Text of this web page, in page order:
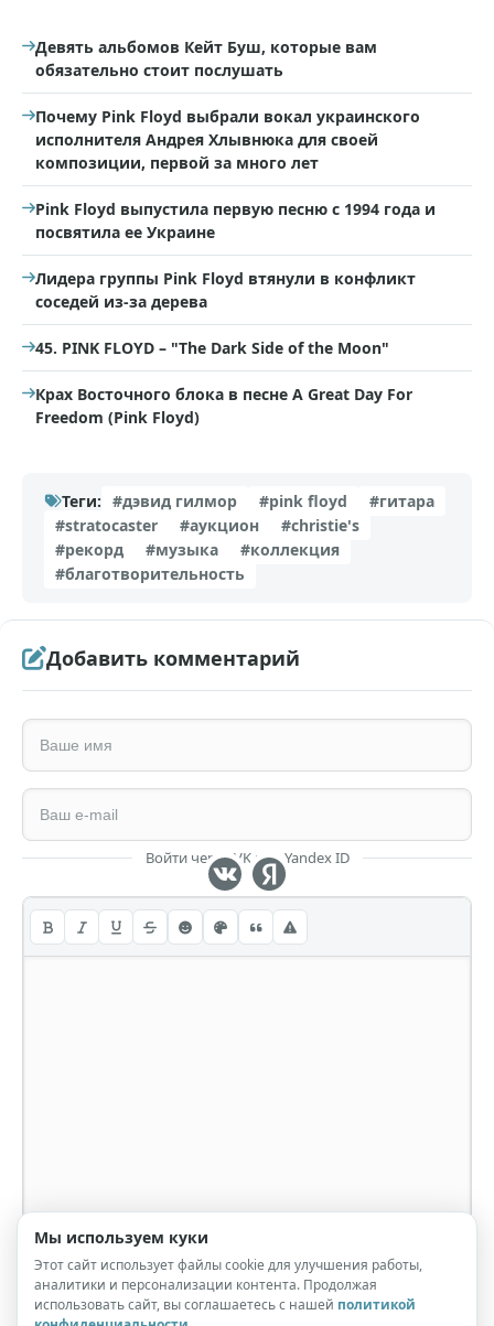
Девять альбомов Кейт Буш, которые вам
обязательно стоит послушать
Почему Pink Floyd выбрали вокал украинского
исполнителя Андрея Хлывнюка для своей
композиции, первой за много лет
Pink Floyd выпустила первую песню с 1994 года и
посвятила ее Украине
Лидера группы Pink Floyd втянули в конфликт
соседей из-за дерева
45. PINK FLOYD – "The Dark Side of the Moon"
Крах Восточного блока в песне A Great Day For
Freedom (Pink Floyd)
Теги: #дэвид гилмор #pink floyd
#гитара
#stratocaster
#аукцион
#christie's
#рекорд
#музыка
#коллекция
#благотворительность
Добавить комментарий
Войти через VK или Yandex ID
Мы используем куки
Этот сайт использует файлы cookie для улучшения работы,
аналитики и персонализации контента. Продолжая
использовать сайт, вы соглашаетесь с нашей политикой